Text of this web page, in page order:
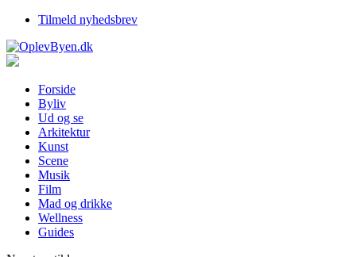
Tilmeld nyhedsbrev
Forside
Byliv
Ud og se
Arkitektur
Kunst
Scene
Musik
Film
Mad og drikke
Wellness
Guides